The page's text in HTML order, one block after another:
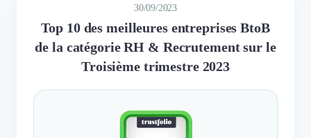
30/09/2023
Top 10 des meilleures entreprises BtoB
de la catégorie RH & Recrutement sur le
Troisième trimestre 2023